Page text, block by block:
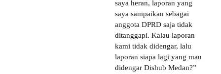
saya heran, laporan yang
saya sampaikan sebagai
anggota DPRD saja tidak
ditanggapi. Kalau laporan
kami tidak didengar, lalu
laporan siapa lagi yang mau
didengar Dishub Medan?”